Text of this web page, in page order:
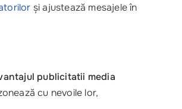
și ajustează mesajele în
publicitatii media
cu nevoile lor,